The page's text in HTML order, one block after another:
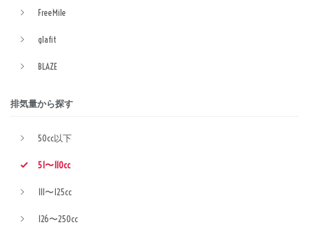
FreeMile
glafit
BLAZE
排気量から探す
50cc以下
51〜110cc
111〜125cc
126〜250cc